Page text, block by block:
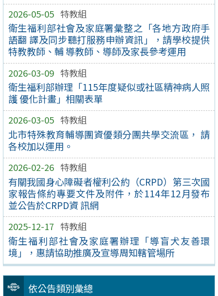
2026-05-05 特教組
衛生福利部社會及家庭署彙整之「各地方政府手
語翻 譯及同步聽打服務申辦資訊」，請學校提供
特教教師、輔 導教師、導師及家長參考運用
2026-03-09 特教組
衛生福利部辦理「115年度疑似或社區精神病人照
護 優化計畫」相關表單
2026-03-05 特教組
北市特殊教育輔導團資優類分團共學交流區， 請
各校加以運用。
2026-02-26 特教組
有關我國身心障礙者權利公約（CRPD）第三次國
家報告條約專要文件及附件，於114年12月發布
並公告於CRPD資 訊網
2025-12-17 特教組
衛生福利部社會及家庭署辦理「導盲犬友善環
境」，惠請協助推廣及宣導周知轄管場所
依公告類別彙總